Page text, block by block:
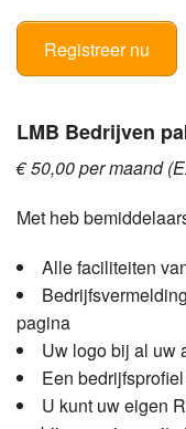
Registreer nu
LMB Bedrijven
€ 50,00 per maand
Met heb
Alle faciliteiten
pagina
Uw logo bij al uw
Een
U kunt uw eigen